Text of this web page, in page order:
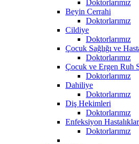
Doktorlarımız
Beyin Cerrahi
Doktorlarımız
Cildiye
Doktorlarımız
Çocuk Sağlığı ve
Doktorlarımız
Çocuk ve Ergen Ruh
Doktorlarımız
Dahiliye
Doktorlarımız
Diş Hekimleri
Doktorlarımız
Enfeksiyon
Doktorlarımız